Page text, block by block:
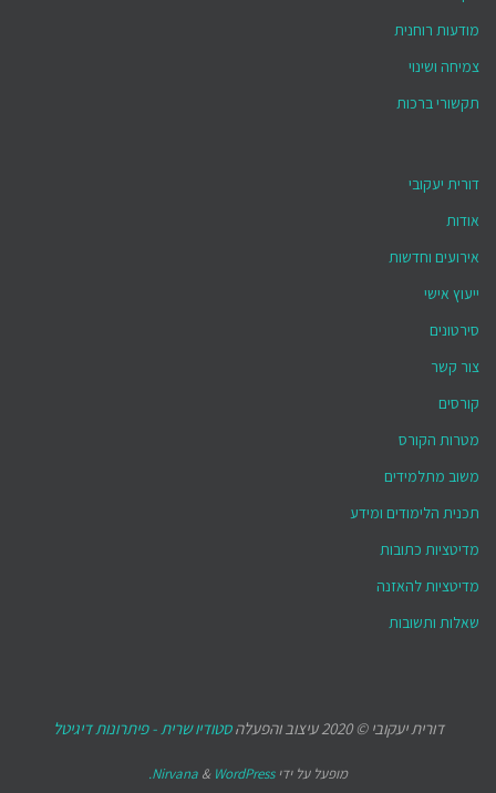
מודעות רוחנית
צמיחה ושינוי
תקשורי ברכות
דורית יעקובי
אודות
אירועים וחדשות
ייעוץ אישי
סירטונים
צור קשר
קורסים
מטרות הקורס
משוב מתלמידים
תכנית הלימודים ומידע
מדיטציות כתובות
מדיטציות להאזנה
שאלות ותשובות
דורית יעקובי © 2020 עיצוב והפעלה סטודיו שרית - פיתרונות דיגיטל
מופעל על ידי Nirvana & WordPress.